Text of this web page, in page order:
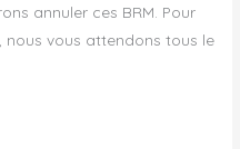
annuler ces BRM. Pour
nous vous attendons tous le